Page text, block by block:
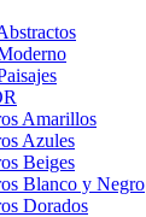
Amarillos
Azules
Beiges
Blanco y Negro
Dorados